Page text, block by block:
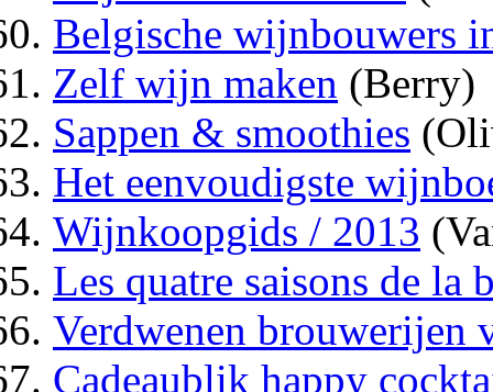
Belgische wijnbouwers
Zelf wijn maken (Berry)
Sappen & smoothies
Het eenvoudigste
Wijnkoopgids / 2013
Les quatre saisons de la
Verdwenen brouwerijen
Cadeaublik happy